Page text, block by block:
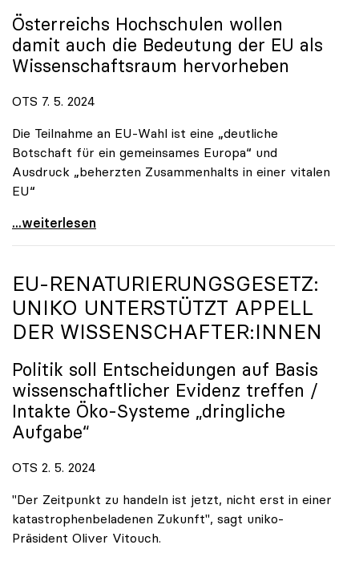
Österreichs Hochschulen wollen
damit auch die Bedeutung der EU als
Wissenschaftsraum hervorheben
OTS 7. 5. 2024
Die Teilnahme an EU-Wahl ist eine „deutliche
Botschaft für ein gemeinsames Europa“ und
Ausdruck „beherzten Zusammenhalts in einer vitalen
EU“
„Hochschulen wählen Europa“: Gemeinsame Kampagne
...weiterlesen
EU-RENATURIERUNGSGESETZ:
UNIKO UNTERSTÜTZT APPELL
DER WISSENSCHAFTER:INNEN
Politik soll Entscheidungen auf Basis
wissenschaftlicher Evidenz treffen /
Intakte Öko-Systeme „dringliche
Aufgabe“
OTS 2. 5. 2024
"Der Zeitpunkt zu handeln ist jetzt, nicht erst in einer
katastrophenbeladenen Zukunft", sagt uniko-
Präsident Oliver Vitouch.